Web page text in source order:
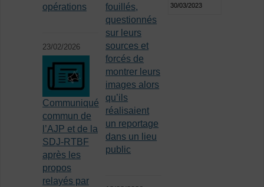
opérations
fouillés,
questionnés
sur leurs
sources et
forcés de
montrer leurs
images alors
qu’ils
réalisaient
un reportage
dans un lieu
public
23/02/2026
Communiqué
commun de
l’AJP et de la
SDJ-RTBF
après les
propos
relayés par
30/03/2023